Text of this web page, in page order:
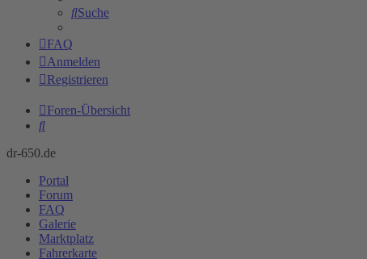
Suche
FAQ
Anmelden
Registrieren
Foren-Übersicht
Suche
dr-650.de
Portal
Forum
FAQ
Galerie
Marktplatz
Fahrerkarte